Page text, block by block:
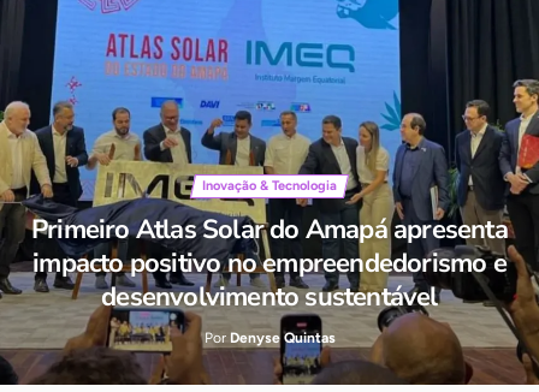
Inovação & Tecnologia
Primeiro Atlas Solar do Amapá apresenta
impacto positivo no empreendedorismo e
desenvolvimento sustentável
Por Denyse Quintas